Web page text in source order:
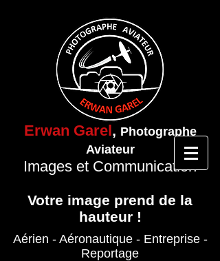
Erwan Garel, Photographe
Aviateur
Images et Communication
Votre image prend de la
hauteur !
Aérien - Aéronautique- Entreprise-
Reportage